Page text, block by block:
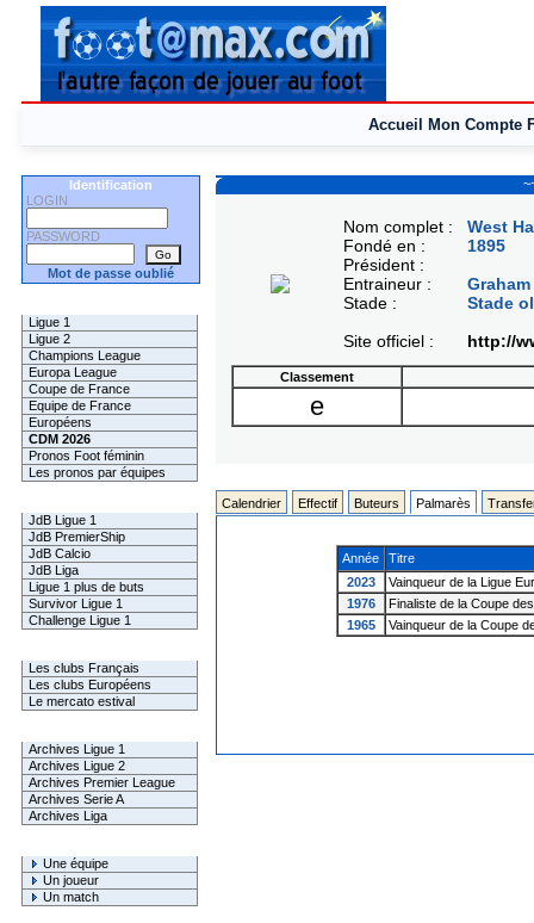
Accueil Mon Compte
Identification
LOGIN
PASSWORD
Mot de passe oublié
Ligue 1
Ligue 2
Champions League
Europa League
Coupe de France
Equipe de France
Européens
CDM 2026
Pronos Foot féminin
Les pronos par équipes
JdB Ligue 1
JdB PremierShip
JdB Calcio
JdB Liga
Ligue 1 plus de buts
Survivor Ligue 1
Challenge Ligue 1
Les clubs Français
Les clubs Européens
Le mercato estival
Archives Ligue 1
Archives Ligue 2
Archives Premier League
Archives Serie A
Archives Liga
Une équipe
Un joueur
Un match
Nom complet :
Fondé en :
Président :
Entraineur :
Stade :
Site officiel :
West
1895
Graham
Stade
http://
Classement
e
Calendrier Effectif Buteurs Palmarès
Année
Titre
2023
Vainqueur de la Ligue
1976
Finaliste de la Coupe
1965
Vainqueur de la Coupe